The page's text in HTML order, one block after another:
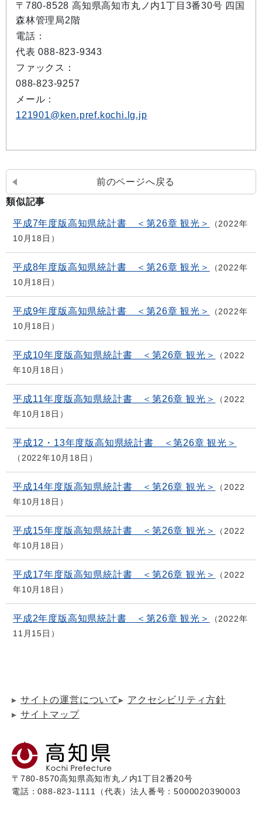
〒780-8528 高知県高知市丸ノ内1丁目3番30号 四国
森林管理局2階
電話：
代表 088-823-9343
ファックス：
088-823-9257
メール：
121901@ken.pref.kochi.lg.jp
前のページへ戻る
類似記事
平成7年度版高知県統計書 ＜第26章 観光＞
2022年
10月18日
平成8年度版高知県統計書 ＜第26章 観光＞
2022年
10月18日
平成9年度版高知県統計書 ＜第26章 観光＞
2022年
10月18日
平成10年度版高知県統計書 ＜第26章 観光＞
2022
年10月18日
平成11年度版高知県統計書 ＜第26章 観光＞
2022
年10月18日
平成12・13年度版高知県統計書 ＜第26章 観光＞
2022年10月18日
平成14年度版高知県統計書 ＜第26章 観光＞
2022
年10月18日
平成15年度版高知県統計書 ＜第26章 観光＞
2022
年10月18日
平成17年度版高知県統計書 ＜第26章 観光＞
2022
年10月18日
平成2年度版高知県統計書 ＜第26章 観光＞
2022年
11月15日
サイトの運営について
アクセシビリティ方針
サイトマップ
〒780-8570高知県高知市丸ノ内1丁目2番20号
電話：088-823-1111（代表）法人番号：5000020390003